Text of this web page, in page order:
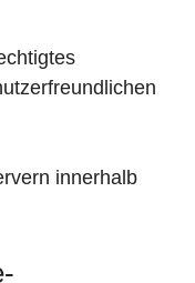
innerhalb